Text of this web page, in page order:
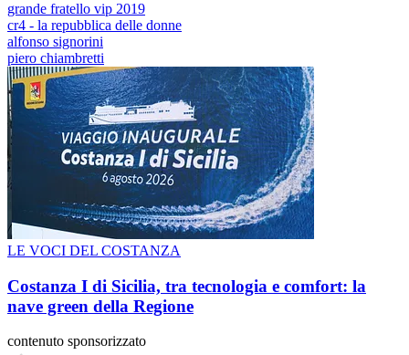
grande fratello vip 2019
cr4 - la repubblica delle donne
alfonso signorini
piero chiambretti
LE VOCI DEL COSTANZA
Costanza I di Sicilia, tra tecnologia e comfort: la
nave green della Regione
contenuto sponsorizzato